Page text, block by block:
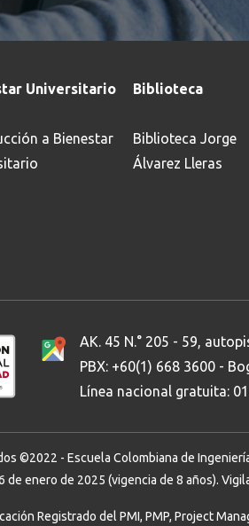
Universitario
a Bienestar
Biblioteca
Biblioteca Jorge
Álvarez Lleras
AK. 45 N.° 205 - 59,
PBX: +60(1) 668 3600 -
Línea nacional gratuita:
©2022 - Escuela Colombiana de
de enero de 2025 (vigencia de 8 años).
Registrado del PMI, PMP, Project